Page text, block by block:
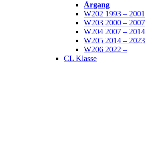
Årgang
W202 1993 – 2001
W203 2000 – 2007
W204 2007 – 2014
W205 2014 – 2023
W206 2022 –
CL Klasse